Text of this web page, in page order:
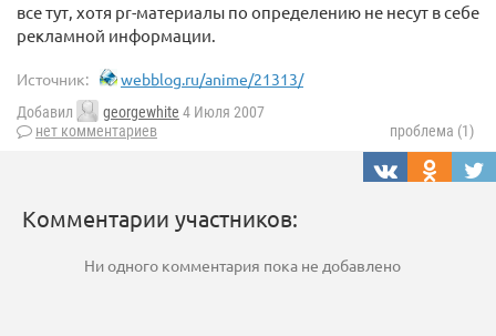
все тут, хотя pr-материалы по определению не несут в себе
рекламной информации.
Источник: webblog.ru/anime/21313/
Добавил georgewhite 4 Июля 2007
нет комментариев
проблема (1)
Комментарии участников:
Ни одного комментария пока не добавлено